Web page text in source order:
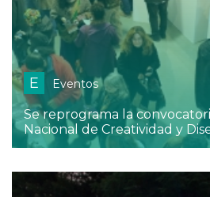
E Eventos
Se reprograma la
Nacional de Creatividad y